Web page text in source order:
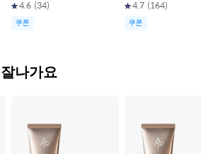
4.6 (34)
쿠폰
4.7 (164)
쿠폰
나가요